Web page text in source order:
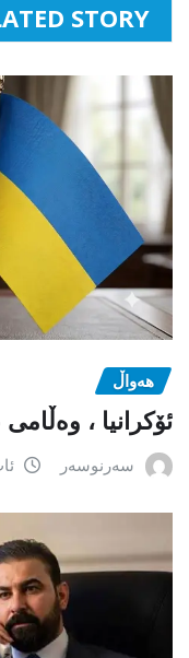
STORY
هەواڵ
ئۆکرانیا ،
سەرنوسەر ئاب